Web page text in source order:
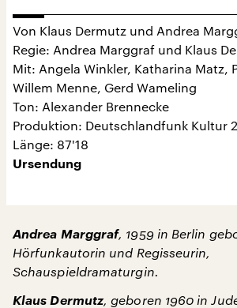
Von Klaus Dermutz und Andrea
Regie: Andrea Marggraf und Klaus
Mit: Angela Winkler, Katharina Matz,
Willem Menne, Gerd Wameling
Ton: Alexander Brennecke
Produktion: Deutschlandfunk Kultur
Länge: 87'18
Ursendung
Andrea Marggraf, 1959 in Berlin
Hörfunkautorin und Regisseurin,
Schauspieldramaturgin.
Klaus Dermutz, geboren 1960 in